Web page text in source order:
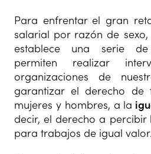
Para enfrentar el gran
salarial por razón de
establece una serie
permiten realizar
organizaciones de
garantizar el derecho de
mujeres y hombres, a la
decir, el derecho a percibir
para trabajos de igual valor.